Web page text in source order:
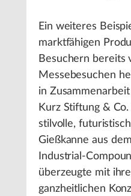
Ein weiteres
marktfähigen
Besuchern bereits
Messebesuchen
in
Kurz Stiftung &
stilvolle,
Gießkanne aus
Industrial-
überzeugte mit
ganzheitlichen